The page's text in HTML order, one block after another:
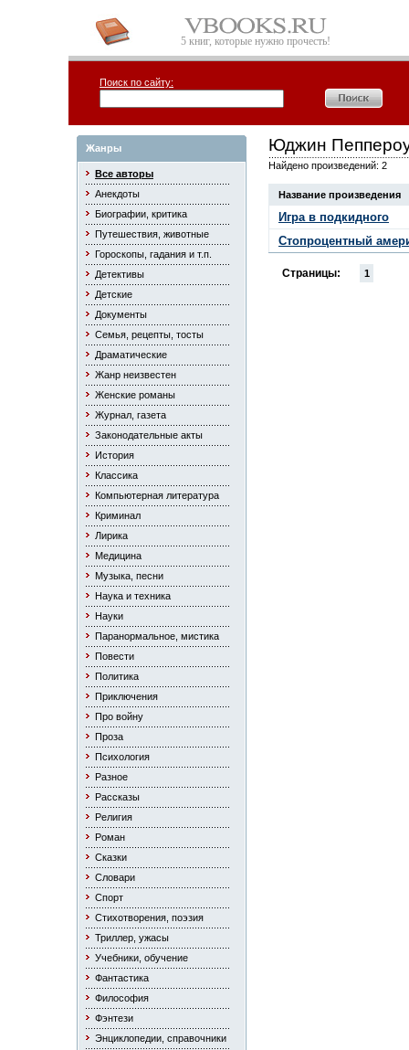
5 книг, которые нужно прочесть!
Поиск по сайту:
Жанры
Все авторы
Анекдоты
Биографии, критика
Путешествия, животные
Гороскопы, гадания и т.п.
Детективы
Детские
Документы
Семья, рецепты, тосты
Драматические
Жанр неизвестен
Женские романы
Журнал, газета
Законодательные акты
История
Классика
Компьютерная литература
Криминал
Лирика
Медицина
Музыка, песни
Наука и техника
Науки
Паранормальное, мистика
Повести
Политика
Приключения
Про войну
Проза
Психология
Разное
Рассказы
Религия
Роман
Сказки
Словари
Спорт
Стихотворения, поэзия
Триллер, ужасы
Учебники, обучение
Фантастика
Философия
Фэнтези
Энциклопедии, справочники
Юджин
Найдено произведений: 2
Название произведения
Игра в подкидного
Стопроцентный
Страницы: 1